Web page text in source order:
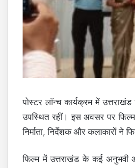
पोस्टर लॉन्च कार्यक्रम में
उपस्थित रहीं। इस अवसर पर
निर्माता, निर्देशक और कलाकारों
फिल्म में उत्तराखंड के कई अनुभवी